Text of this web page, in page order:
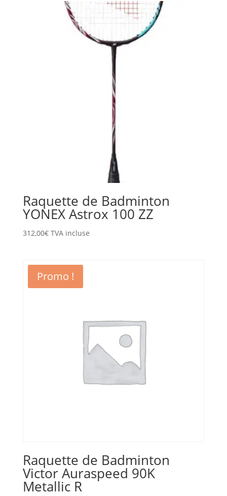
Raquette de Badminton
YONEX Astrox 100 ZZ
312,00€ TVA incluse
Promo !
Raquette de Badminton
Victor Auraspeed 90K
Metallic R